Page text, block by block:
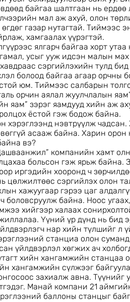
байгаа шалтгаан нь ердөө
мал аж ахуй, олон
газар нутагтай. Тиймээс
хамгаалах үүрэгтэй.
ялгарч байгаа хорт
усыг ууж идсэн малын
сэргийлэхийн тулд
болоод байгаа агаар орчны
юм. Тиймээс салбарын
орчин аялал жуулчлалын
яам” зэрэг яамдууд хийн аж
ёстой гэж бодож байна.
хэрэглээнд нэвтрүүлж
асааж байна. Харин орон
вэ?
компанийн хамт
больсон гэж ярьж байна.
иргэдийн хооронд ч
цөлжилтөөс сэргийлэх олон
хажуугаар гэрээ цаг
боловсруулж байна. Ноос
хийгээр халаах
Үүний үр дүнд нь бид
нар хийн түлшийг л
станциа олон
үйлдвэрлэл хөгжих ач
хийн хангамжийн станцаа
хангамжийн сүлжээг
захиалж авна. Түүнийг
Манай компани 21
баллоны станцыг